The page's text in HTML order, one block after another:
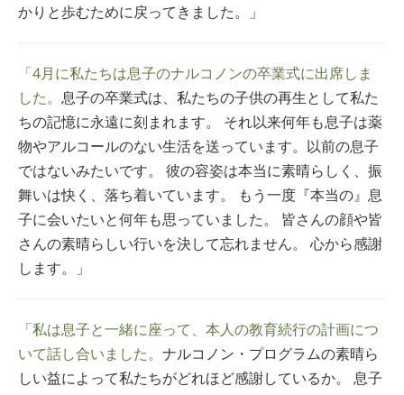
かりと歩むために戻ってきました。」
「4月に私たちは息子のナルコノンの卒業式に出席しま
した。 息子の卒業式は、私たちの子供の再生として私た
ちの記憶に永遠に刻まれます。 それ以来何年も息子は薬
物やアルコールのない生活を送っています。以前の息子
ではないみたいです。 彼の容姿は本当に素晴らしく、振
舞いは快く、落ち着いています。 もう一度『本当の』息
子に会いたいと何年も思っていました。 皆さんの顔や皆
さんの素晴らしい行いを決して忘れません。 心から感謝
します。」
「私は息子と一緒に座って、本人の教育続行の計画につ
いて話し合いました。 ナルコノン・プログラムの素晴ら
しい益によって私たちがどれほど感謝しているか。 息子